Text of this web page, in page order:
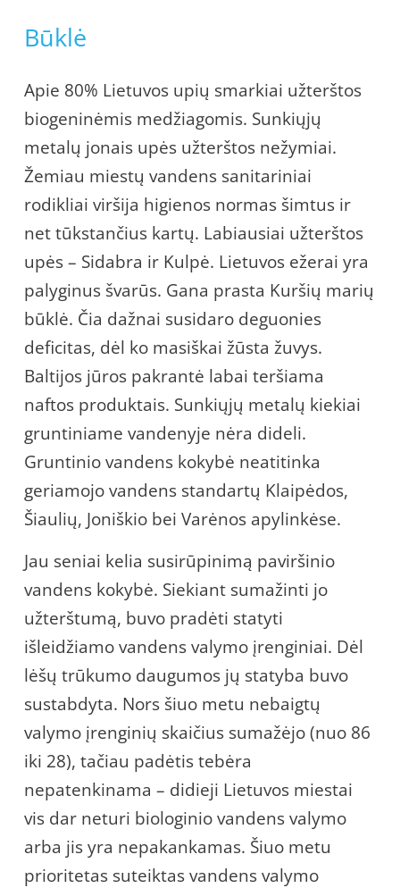
Būklė
Apie 80% Lietuvos upių smarkiai užterštos
biogeninėmis medžiagomis. Sunkiųjų
metalų jonais upės užterštos nežymiai.
Žemiau miestų vandens sanitariniai
rodikliai viršija higienos normas šimtus ir
net tūkstančius kartų. Labiausiai užterštos
upės – Sidabra ir Kulpė. Lietuvos ežerai yra
palyginus švarūs. Gana prasta Kuršių marių
būklė. Čia dažnai susidaro deguonies
deficitas, dėl ko masiškai žūsta žuvys.
Baltijos jūros pakrantė labai teršiama
naftos produktais. Sunkiųjų metalų kiekiai
gruntiniame vandenyje nėra dideli.
Gruntinio vandens kokybė neatitinka
geriamojo vandens standartų Klaipėdos,
Šiaulių, Joniškio bei Varėnos apylinkėse.
Jau seniai kelia susirūpinimą paviršinio
vandens kokybė. Siekiant sumažinti jo
užterštumą, buvo pradėti statyti
išleidžiamo vandens valymo įrenginiai. Dėl
lėšų trūkumo daugumos jų statyba buvo
sustabdyta. Nors šiuo metu nebaigtų
valymo įrenginių skaičius sumažėjo (nuo 86
iki 28), tačiau padėtis tebėra
nepatenkinama – didieji Lietuvos miestai
vis dar neturi biologinio vandens valymo
arba jis yra nepakankamas. Šiuo metu
prioritetas suteiktas vandens valymo